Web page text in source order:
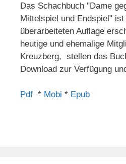
Das Schachbuch "Dame
Mittelspiel und Endspiel"
überarbeiteten Auflage
heutige und ehemalige
Kreuzberg, stellen das
Download zur Verfügung
Pdf * Mobi * Epub